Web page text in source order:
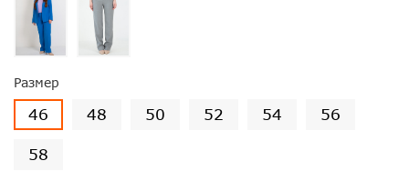
Размер
46 48 50 52 54 56
58